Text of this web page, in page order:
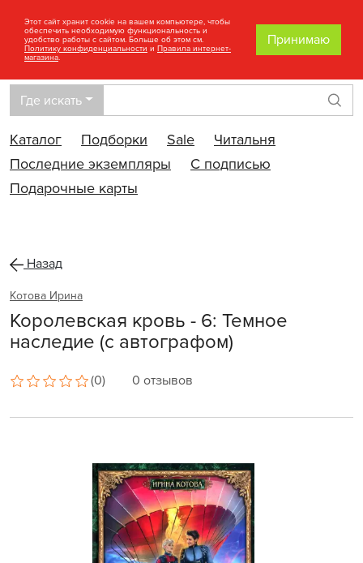
Где искать
Каталог
Подборки Sale
Читальня
Последние экземпляры
С подписью
Подарочные карты
Назад
Котова Ирина
Королевская кровь - 6: Темное
наследие (с автографом)
(0) 0 отзывов
Этот сайт хранит cookie на вашем компьютере, чтобы
обеспечить необходимую функциональность и
удобство работы с сайтом. Больше об этом см.
Политику конфиденциальности и Правила интернет-
магазина.
Принимаю